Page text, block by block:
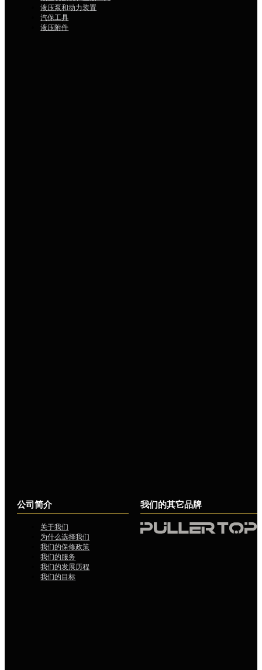
液压泵和动力装置
汽保工具
液压附件
公司简介
关于我们
为什么选择我们
我们的保修政策
我们的服务
我们的发展历程
我们的目标
我们的其它品牌